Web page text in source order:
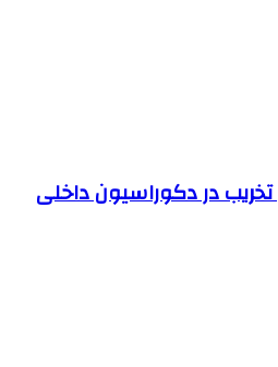
در دکوراسیون داخلی